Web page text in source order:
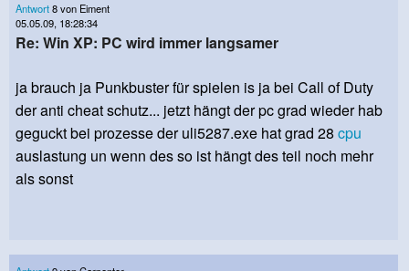
Antwort8 von Eiment
05.05.09, 18:28:34
Re: Win XP: PC wird immer langsamer
ja brauch ja Punkbuster für spielen is ja bei Call of Duty
der anti cheat schutz... jetzt hängt der pc grad wieder hab
geguckt bei prozesse der uli5287.exe hat grad 28 cpu
auslastung un wenn des so ist hängt des teil noch mehr
als sonst